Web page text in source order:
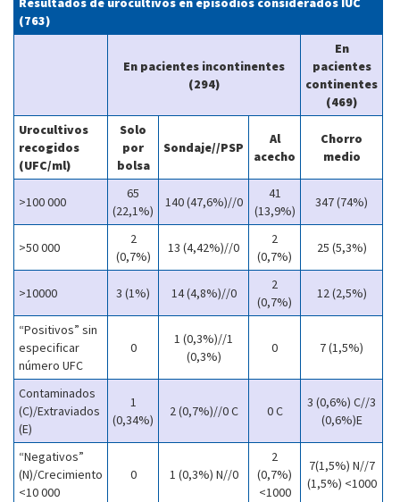
(763)
En pacientes incontinentes
(294)
En
pacientes
continentes
(469)
Urocultivos
recogidos
(UFC/ml)
Solo
por
bolsa
Sondaje//PSP
Al
acecho
Chorro
medio
>100 000
65
(22,1%)
140 (47,6%)//0
41
(13,9%)
347 (74%)
>50 000
2
(0,7%)
13 (4,42%)//0
2
(0,7%)
25 (5,3%)
>10000 3 (1%) 14 (4,8%)//0
2
(0,7%)
12 (2,5%)
“Positivos” sin
especificar
número UFC
0
1 (0,3%)//1
(0,3%)
0 7 (1,5%)
Contaminados
(C)/Extraviados
(E)
1
(0,34%)
2 (0,7%)//0 C 0 C
3 (0,6%) C//3
(0,6%)E
“Negativos”
(N)/Crecimiento
<10 000
0 1 (0,3%) N//0
2
(0,7%)
<1000
7(1,5%) N//7
(1,5%) <1000